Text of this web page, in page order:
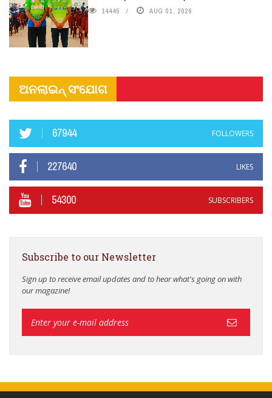
14445 AUG 01, 2026
ଅନଲାଇନ୍ ସଂଯୋଗ
67944 FOLLOWERS
227640 LIKES
54300 SUBSCRIBERS
Subscribe to our Newsletter
Sign up to receive email updates and to hear what's going on with
our magazine!